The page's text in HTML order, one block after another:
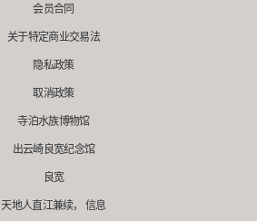
会员合同
关于特定商业交易法
隐私政策
取消政策
寺泊水族博物馆
出云崎良宽纪念馆
良宽
天地人直江兼续， 信息